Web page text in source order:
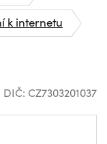
k internetu
DIČ: CZ7303201037